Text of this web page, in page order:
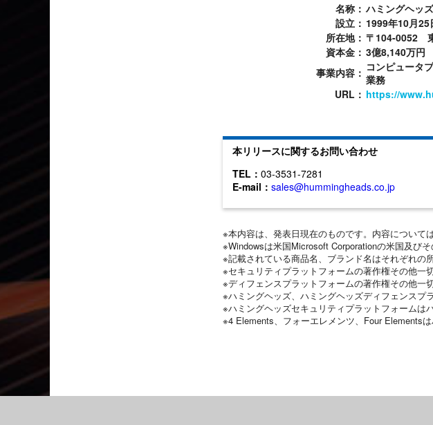
名称： ハミングヘッ
設立： 1999年10月25
所在地： 〒104-0052
資本金： 3億8,140万円
事業内容： コンピュータ
業務
URL： https://
本リリースに関するお問い合わせ
TEL： 03-3531-7281
E-mail： sales@hummingheads.co.jp
※本内容は、発表日現在のものです。内容について
※Windowsは米国Microsoft Corporationの米国及び
※記載されている商品名、ブランド名はそれぞれの
※セキュリティプラットフォームの著作権その他一
※ディフェンスプラットフォームの著作権その他一
※ハミングヘッズ、ハミングヘッズディフェンスプ
※ハミングヘッズセキュリティプラットフォームは
※4 Elements、フォーエレメンツ、Four Elements